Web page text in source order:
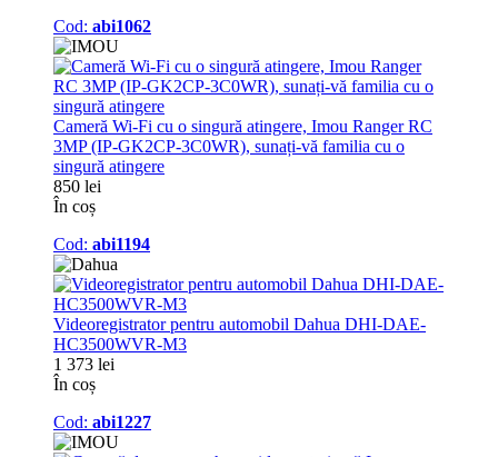
Cod: abi1062
Cameră Wi-Fi cu o singură atingere, Imou Ranger RC
3MP (IP-GK2CP-3C0WR), sunați-vă familia cu o
singură atingere
850 lei
În coș
Cod: abi1194
Videoregistrator pentru automobil Dahua DHI-DAE-
HC3500WVR-M3
1 373 lei
În coș
Cod: abi1227